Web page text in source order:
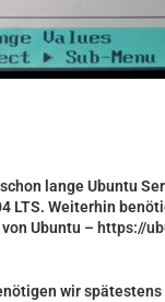
lange Ubuntu
LTS. Weiterhin
Ubuntu – https://
wir spätestens